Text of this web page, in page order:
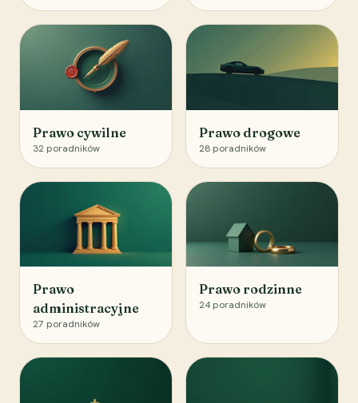
Prawo cywilne
32 poradników
Prawo drogowe
28 poradników
Prawo
administracyjne
27 poradników
Prawo rodzinne
24 poradników